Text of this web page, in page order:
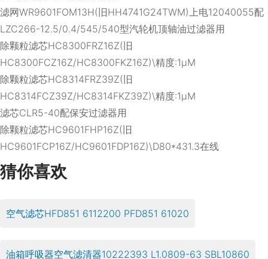
滤网WR9601FOM13H(旧HH4741G24TWM)上电12040055配
LZC266-12.5/0.4/545/540型汽轮机顶轴油过滤器用
除颗粒滤芯HC8300FRZ16Z(旧
HC8300FCZ16Z/HC8300FKZ16Z)\精度:1μM
除颗粒滤芯HC8314FRZ39Z(旧
HC8314FCZ39Z/HC8314FKZ39Z)\精度:1μM
滤芯CLR5-40配保安过滤器用
除颗粒滤芯HC9601FHP16Z(旧
HC9601FCP16Z/HC9601FDP16Z)\D80*431.3在线
猜你喜欢
空气滤芯HFD851 6112200 PFD851 61020
油箱呼吸器空气滤清器10222393 L1.0809-63 SBL10860